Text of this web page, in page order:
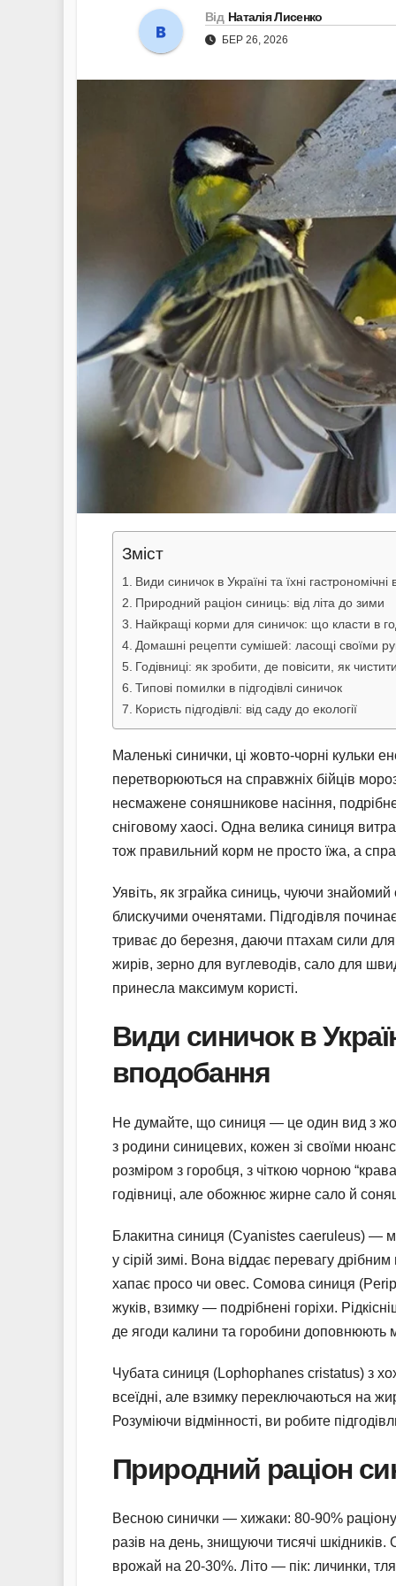
Від Наталія Лисенко
БЕР 26, 2026
Зміст
Види синичок в Україні та їхні
Природний раціон синиць: від літа до зими
Найкращі корми для синичок: що класти в
Домашні рецепти сумішей: ласощі своїми
Годівниці: як зробити, де повісити, як
Типові помилки в підгодівлі синичок
Користь підгодівлі: від саду до екології
Маленькі синички, ці жовто-чорні кульки
перетворюються на справжніх бійців
несмажене соняшникове насіння,
сніговому хаосі. Одна велика синиця
тож правильний корм не просто їжа, а
Уявіть, як зграйка синиць, чуючи знайомий
блискучими оченятами. Підгодівля
триває до березня, даючи птахам сили
жирів, зерно для вуглеводів, сало для
принесла максимум користі.
Види синичок в
вподобання
Не думайте, що синиця — це один вид з
з родини синицевих, кожен зі своїми
розміром з горобця, з чіткою чорною
годівниці, але обожнює жирне сало й
Блакитна синиця (Cyanistes caeruleus) —
у сірій зимі. Вона віддає перевагу
хапає просо чи овес. Сомова синиця
жуків, взимку — подрібнені горіхи.
де ягоди калини та горобини доповнюють
Чубата синиця (Lophophanes cristatus) з
всеїдні, але взимку переключаються на
Розуміючи відмінності, ви робите
Природний раціон
Весною синички — хижаки: 80-90%
разів на день, знищуючи тисячі
врожай на 20-30%. Літо — пік: личинки,